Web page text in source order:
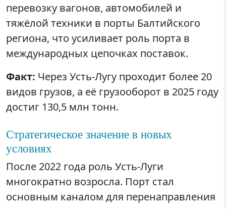
перевозку вагонов, автомобилей и
тяжёлой техники в порты Балтийского
региона, что усиливает роль порта в
международных цепочках поставок.
Факт: Через Усть-Лугу проходит более 20
видов грузов, а её грузооборот в 2025 году
достиг 130,5 млн тонн.
Стратегическое значение в новых
условиях
После 2022 года роль Усть-Луги
многократно возросла. Порт стал
основным каналом для перенаправления